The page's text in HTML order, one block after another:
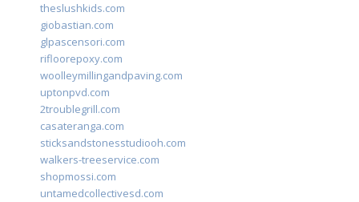
theslushkids.com
giobastian.com
glpascensori.com
rifloorepoxy.com
woolleymillingandpaving.com
uptonpvd.com
2troublegrill.com
casateranga.com
sticksandstonesstudiooh.com
walkers-treeservice.com
shopmossi.com
untamedcollectivesd.com